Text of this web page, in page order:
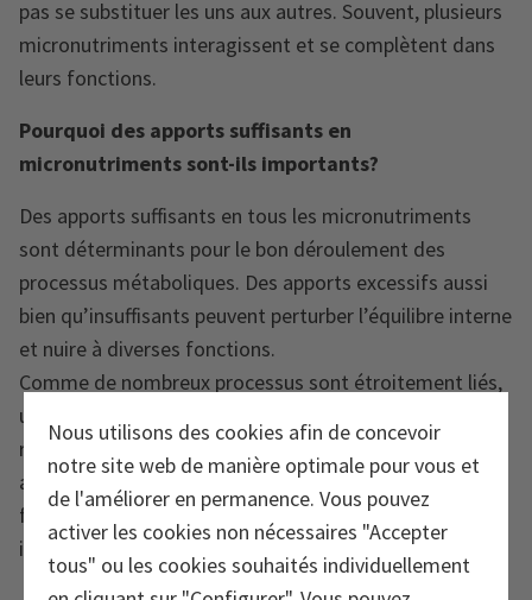
Nous utilisons des cookies afin de concevoir
notre site web de manière optimale pour vous et
de l'améliorer en permanence. Vous pouvez
activer les cookies non nécessaires "Accepter
tous" ou les cookies souhaités individuellement
pas se substituer les uns aux autres. Souvent, plusieurs
micronutriments interagissent et se complètent dans
leurs fonctions.
Pourquoi des apports suffisants en
micronutriments sont-ils importants?
Des apports suffisants en tous les micronutriments
sont déterminants pour le bon déroulement des
processus métaboliques. Des apports excessifs aussi
bien qu’insuffisants peuvent perturber l’équilibre interne
et nuire à diverses fonctions.
Comme de nombreux processus sont étroitement liés,
un déséquilibre en micronutriments peut avoir des
répercussions sur plusieurs plans à la fois. Des apports
adaptés aux besoins contribuent donc à maintenir le
fonctionnement normal du métabolisme, du système
immunitaire ainsi que des nerfs et des muscles.